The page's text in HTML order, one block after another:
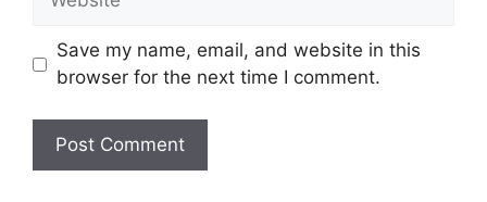
Save my name, email, and website in this
browser for the next time I comment.